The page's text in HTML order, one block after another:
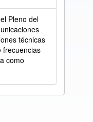
Pleno del
técnicas
frecuencias
como